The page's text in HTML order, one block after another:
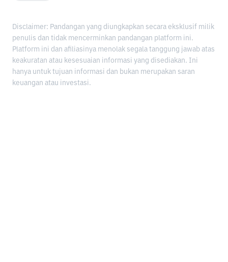
Disclaimer: Pandangan yang diungkapkan secara eksklusif milik
penulis dan tidak mencerminkan pandangan platform ini.
Platform ini dan afiliasinya menolak segala tanggung jawab atas
keakuratan atau kesesuaian informasi yang disediakan. Ini
hanya untuk tujuan informasi dan bukan merupakan saran
keuangan atau investasi.